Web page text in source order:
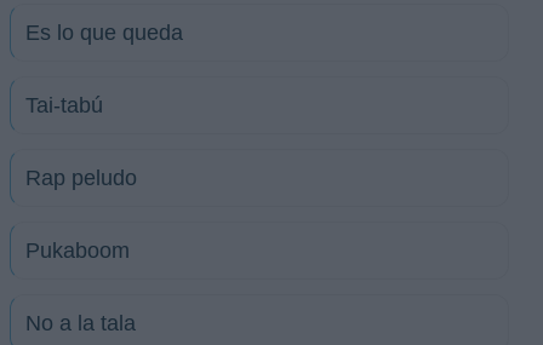
Es lo que queda
Tai-tabú
Rap peludo
Pukaboom
No a la tala